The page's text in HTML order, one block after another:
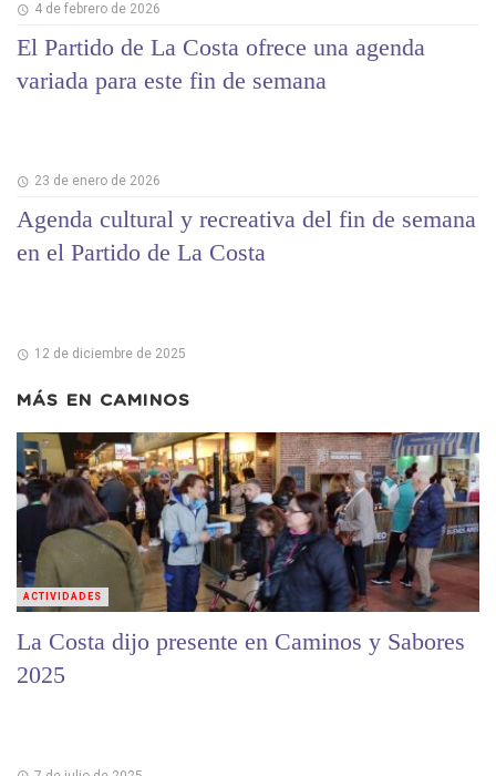
4 de febrero de 2026
El Partido de La Costa ofrece una agenda
variada para este fin de semana
23 de enero de 2026
Agenda cultural y recreativa del fin de semana
en el Partido de La Costa
12 de diciembre de 2025
MÁS EN CAMINOS
La Costa dijo presente en Caminos y Sabores
2025
ACTIVIDADES